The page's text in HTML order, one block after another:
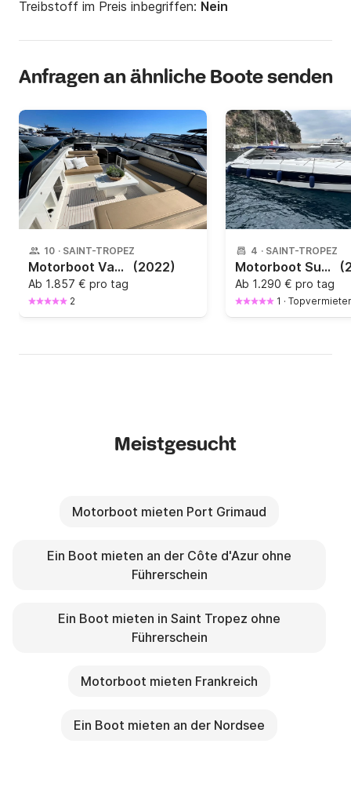
Treibstoff im Preis inbegriffen: Nein
Anfragen an ähnliche Boote senden
10 · SAINT-TROPEZ
Motorboot Vandutch Marine VanDutch 40 760PS (2022)
Ab 1.857 € pro tag
2
4 · SAINT-TROPEZ
Motorboot Sunseeker Superhawk 48, fin Saint Tropez, 15 mètres 900PS
Ab 1.290 € pro tag
1 · Topvermieter
Meistgesucht
Motorboot mieten Port Grimaud
Ein Boot mieten an der Côte d'Azur ohne
Führerschein
Ein Boot mieten in Saint Tropez ohne
Führerschein
Motorboot mieten Frankreich
Ein Boot mieten an der Nordsee